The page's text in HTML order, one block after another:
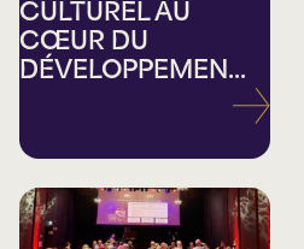
CULTUREL AU
CŒUR DU
DÉVELOPPEMEN...